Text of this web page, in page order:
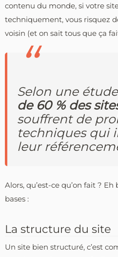
contenu du monde, si votre
techniquement, vous risquez
voisin (et on sait tous que ça
Selon une
de 60 % des
souffrent de
techniques qui
leur
Alors, qu’est-ce qu’on fait ?
bases :
La structure du site
Un site bien structuré, c’est